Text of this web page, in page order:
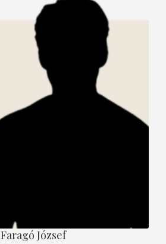
Faragó József